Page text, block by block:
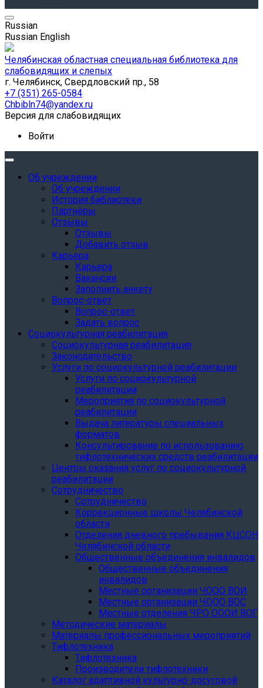
Russian
Russian English
Челябинская областная специальная библиотека для
слабовидящих и слепых
г. Челябинск, Свердловский пр., 58
+7 (351) 265-0584
Chbibln74@yandex.ru
Версия для слабовидящих
Войти
Об учреждении
Об учреждении
История библиотеки
Партнёры
Отзывы
Отзывы
Добавить отзыв
Карьера
Карьера
Вакансии
Заполнить анкету
Вопрос-ответ
Вопрос-ответ
Задать вопрос
Социокультурная реабилитация
Социокультурная реабилитация
Законодательство
Услуги по социокультурной реабилитации
Услуги по социокультурной
реабилитации
Мероприятия по социокультурной
реабилитации
Выдача литературы специальных
форматов
Консультирование по использованию
тифлотехнических средств реабилитации
Центры оказания услуг по социокультурной
реабилитации
Сотрудничество
Сотрудничество
Коррекционные школы Челябинской
области
Отделения дневного пребывания КЦСОН
Челябинской области
Общественные объединения инвалидов
Общественные объединения
инвалидов
Местные организации ЧООО ВОИ
Местные организации ЧООО ВОС
Местные отделения ЧРО ОООИ ВОГ
Методические материалы
Материалы профессиональных мероприятий
Тифлотехника
Тифлотехника
Производители тифлотехники
Каталог адаптивной культурно-досуговой